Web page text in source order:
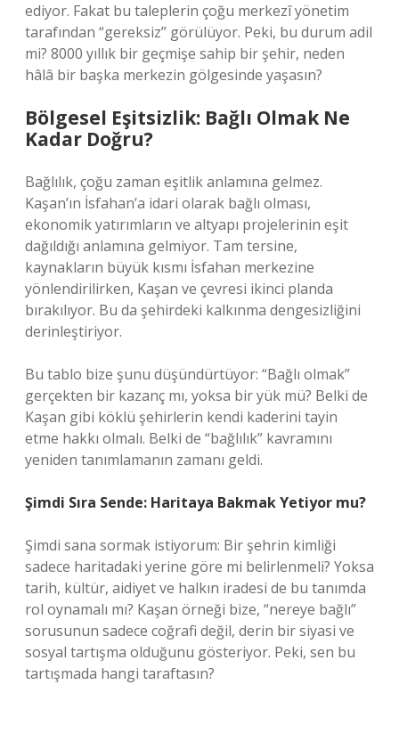
ediyor. Fakat bu taleplerin çoğu merkezî yönetim
tarafından “gereksiz” görülüyor. Peki, bu durum adil
mi? 8000 yıllık bir geçmişe sahip bir şehir, neden
hâlâ bir başka merkezin gölgesinde yaşasın?
Bölgesel Eşitsizlik: Bağlı Olmak Ne
Kadar Doğru?
Bağlılık, çoğu zaman eşitlik anlamına gelmez.
Kaşan’ın İsfahan’a idari olarak bağlı olması,
ekonomik yatırımların ve altyapı projelerinin eşit
dağıldığı anlamına gelmiyor. Tam tersine,
kaynakların büyük kısmı İsfahan merkezine
yönlendirilirken, Kaşan ve çevresi ikinci planda
bırakılıyor. Bu da şehirdeki kalkınma dengesizliğini
derinleştiriyor.
Bu tablo bize şunu düşündürtüyor: “Bağlı olmak”
gerçekten bir kazanç mı, yoksa bir yük mü? Belki de
Kaşan gibi köklü şehirlerin kendi kaderini tayin
etme hakkı olmalı. Belki de “bağlılık” kavramını
yeniden tanımlamanın zamanı geldi.
Şimdi Sıra Sende: Haritaya Bakmak Yetiyor mu?
Şimdi sana sormak istiyorum: Bir şehrin kimliği
sadece haritadaki yerine göre mi belirlenmeli? Yoksa
tarih, kültür, aidiyet ve halkın iradesi de bu tanımda
rol oynamalı mı? Kaşan örneği bize, “nereye bağlı”
sorusunun sadece coğrafi değil, derin bir siyasi ve
sosyal tartışma olduğunu gösteriyor. Peki, sen bu
tartışmada hangi taraftasın?